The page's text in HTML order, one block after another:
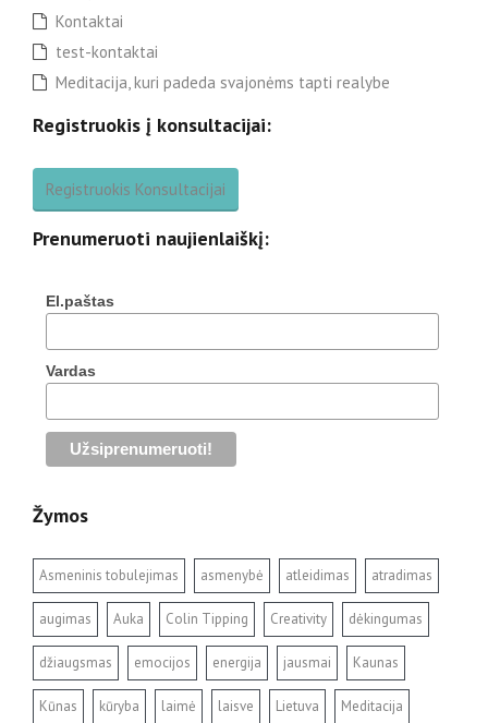
Kontaktai
test-kontaktai
Meditacija, kuri padeda svajonėms tapti realybe
Registruokis į konsultacijai:
Registruokis Konsultacijai
Prenumeruoti naujienlaiškį:
El.paštas
Vardas
Žymos
Asmeninis tobulejimas asmenybė atleidimas atradimas
augimas Auka Colin Tipping Creativity dėkingumas
džiaugsmas emocijos energija jausmai Kaunas
Kūnas kūryba laimė laisve Lietuva Meditacija